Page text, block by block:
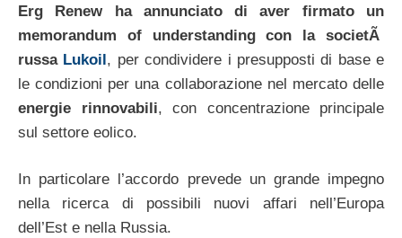
Erg Renew ha annunciato di aver firmato un
memorandum of understanding con la societÃ
russa Lukoil, per condividere i presupposti di base e
le condizioni per una collaborazione nel mercato delle
energie rinnovabili, con concentrazione principale
sul settore eolico.
In particolare l’accordo prevede un grande impegno
nella ricerca di possibili nuovi affari nell’Europa
dell’Est e nella Russia.